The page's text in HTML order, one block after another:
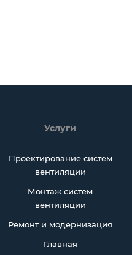
Услуги
Проектирование систем
вентиляции
Монтаж систем
вентиляции
Ремонт и модернизация
Главная